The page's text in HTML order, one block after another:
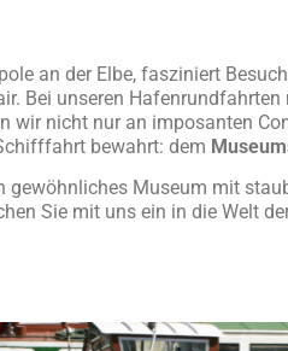
an der Elbe, fasziniert
Bei unseren
wir nicht nur an imposanten
bewahrt: dem
gewöhnliches Museum mit
Sie mit uns ein in die Welt